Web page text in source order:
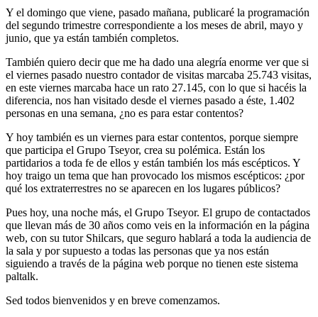
Y el domingo que viene, pasado mañana, publicaré la programación
del segundo trimestre correspondiente a los meses de abril, mayo y
junio, que ya están también completos.
También quiero decir que me ha dado una alegría enorme ver que si
el viernes pasado nuestro contador de visitas marcaba 25.743 visitas,
en este viernes marcaba hace un rato 27.145, con lo que si hacéis la
diferencia, nos han visitado desde el viernes pasado a éste, 1.402
personas en una semana, ¿no es para estar contentos?
Y hoy también es un viernes para estar contentos, porque siempre
que participa el Grupo Tseyor, crea su polémica. Están los
partidarios a toda fe de ellos y están también los más escépticos. Y
hoy traigo un tema que han provocado los mismos escépticos: ¿por
qué los extraterrestres no se aparecen en los lugares públicos?
Pues hoy, una noche más, el Grupo Tseyor. El grupo de contactados
que llevan más de 30 años como veis en la información en la página
web, con su tutor Shilcars, que seguro hablará a toda la audiencia de
la sala y por supuesto a todas las personas que ya nos están
siguiendo a través de la página web porque no tienen este sistema
paltalk.
Sed todos bienvenidos y en breve comenzamos.